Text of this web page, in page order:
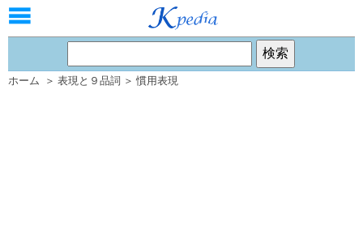
ホーム ＞ 表現と９品詞 ＞ 慣用表現